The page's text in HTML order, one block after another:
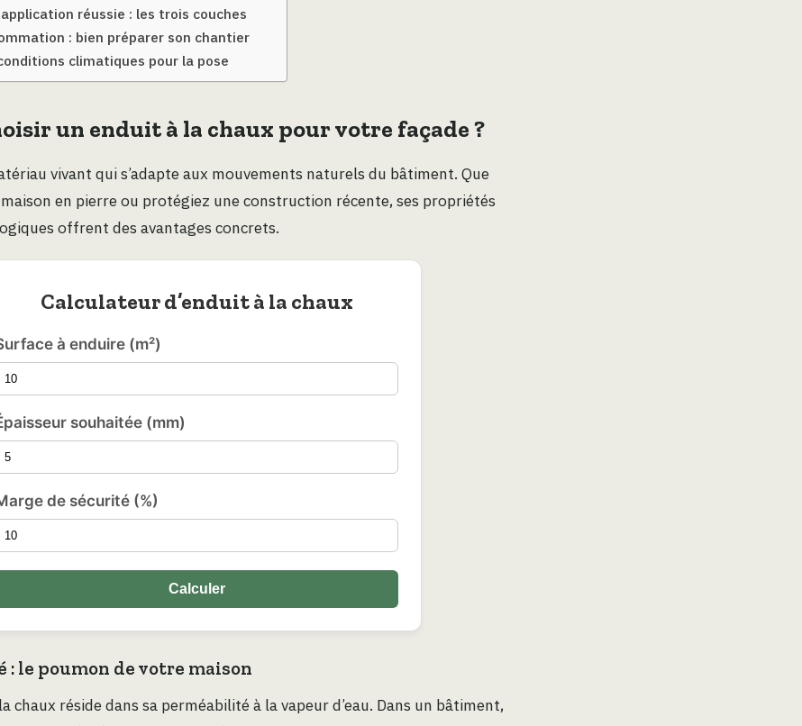
application réussie : les trois couches
: bien préparer son chantier
climatiques pour la pose
un enduit à la chaux pour votre façade ?
vivant qui s’adapte aux mouvements naturels du bâtiment. Que
en pierre ou protégiez une construction récente, ses propriétés
offrent des avantages concrets.
Calculateur d’enduit à la chaux
à enduire (m²)
souhaitée (mm)
de sécurité (%)
Calculer
le poumon de votre maison
chaux réside dans sa perméabilité à la vapeur d’eau. Dans un bâtiment,